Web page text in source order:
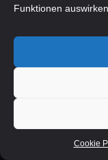
Funktionen auswirken.
Cookie